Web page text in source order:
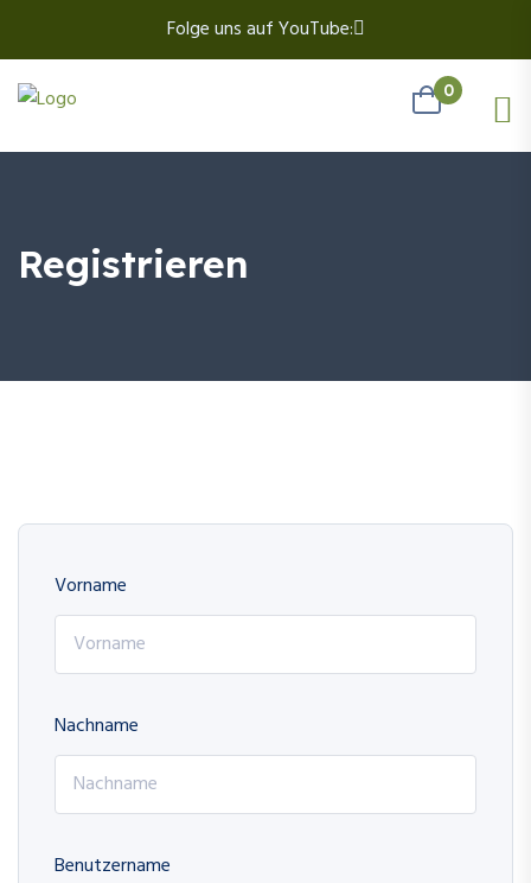
Folge uns auf YouTube:
0
Registrieren
Vorname
Nachname
Benutzername